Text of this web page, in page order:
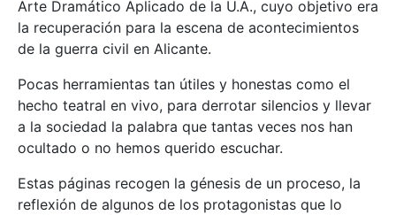
Arte Dramático Aplicado de la U.A., cuyo objetivo era
la recuperación para la escena de acontecimientos
de la guerra civil en Alicante.
Pocas herramientas tan útiles y honestas como el
hecho teatral en vivo, para derrotar silencios y llevar
a la sociedad la palabra que tantas veces nos han
ocultado o no hemos querido escuchar.
Estas páginas recogen la génesis de un proceso, la
reflexión de algunos de los protagonistas que lo